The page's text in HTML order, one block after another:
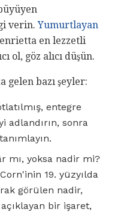
verin.Yumurtlayan
en lezzetli
ol, göz alıcı düşün.
gelen bazı şeyler:
entegre
adlandırın, sonra
mı, yoksa nadir mi?
19. yüzyılda
görülen nadir,
bir işaret,